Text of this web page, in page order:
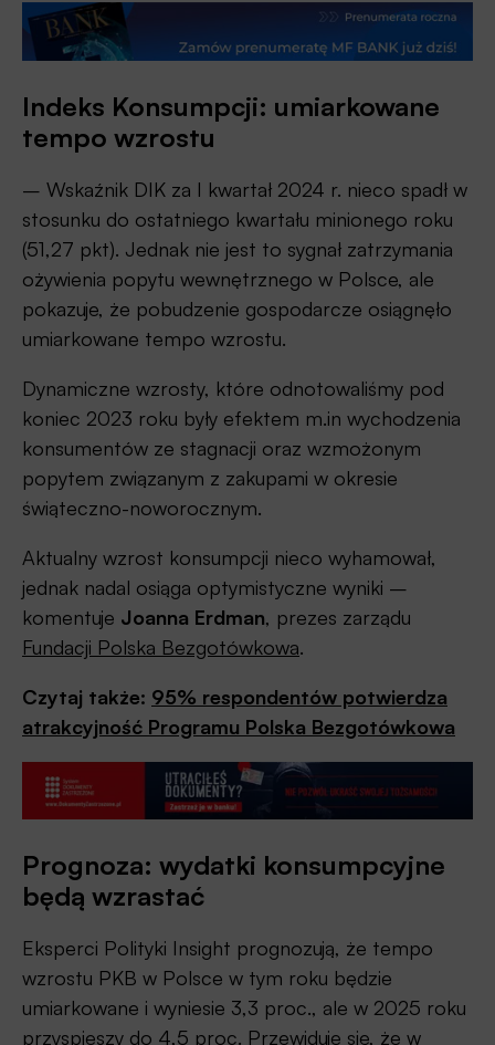
Indeks Konsumpcji: umiarkowane
tempo wzrostu
– Wskaźnik DIK za I kwartał 2024 r. nieco spadł w
stosunku do ostatniego kwartału minionego roku
(51,27 pkt). Jednak nie jest to sygnał zatrzymania
ożywienia popytu wewnętrznego w Polsce, ale
pokazuje, że pobudzenie gospodarcze osiągnęło
umiarkowane tempo wzrostu.
Dynamiczne wzrosty, które odnotowaliśmy pod
koniec 2023 roku były efektem m.in wychodzenia
konsumentów ze stagnacji oraz wzmożonym
popytem związanym z zakupami w okresie
świąteczno-noworocznym.
Aktualny wzrost konsumpcji nieco wyhamował,
jednak nadal osiąga optymistyczne wyniki –
komentuje Joanna Erdman, prezes zarządu
Fundacji Polska Bezgotówkowa.
Czytaj także: 95% respondentów potwierdza
atrakcyjność Programu Polska Bezgotówkowa
Prognoza: wydatki konsumpcyjne
będą wzrastać
Eksperci Polityki Insight prognozują, że tempo
wzrostu PKB w Polsce w tym roku będzie
umiarkowane i wyniesie 3,3 proc., ale w 2025 roku
przyspieszy do 4,5 proc. Przewiduje się, że w